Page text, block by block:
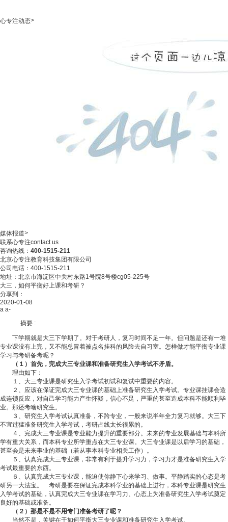
心专注动态>
媒体报道>
联系心专注contact us
咨询热线： 400-1515-211
北京心专注教育科技集团有限公司
公司电话：400-1515-211
地址：北京市海淀区中关村东路1号院8号楼cg05-225号
大三，如何平衡好上课和考研？
分享到：
2020-01-08
a a-
摘要 :
下学期就是大三下学期了。对于考研人，复习时间不足一年。但问题是还有一堆
专业课没有上完，又不能总冒着被点名挂科的风险去自习室。怎样做才能平衡专业课
学习与考研备考呢？
（１） 首先，完成大三专业课和准备研究生入学考试不矛盾。
理由如下：
１、大三专业课是研究生入学考试初试和复试中重要的内容。
２、应该在保证完成大三专业课的基础上准备研究生入学考试。专业课挂课会造
成连锁反应，对自己学习能力产生怀疑，信心不足，严重的甚至造成本科不能顺利毕
业。那还考啥研究生。
３、研究生入学考试认真准备，不跨专业，一般来说半年全力复习就够。大三下
不宜过猛准备研究生入学考试，考研占线太长很累的。
４、完成大三专业课是专业能力提升的重要部分。未来的专业发展基础与本科所
学有重大关系，而本科专业所学重点在大三专业课。大三专业课是以后学习的基础，
甚至会是未来事业的基础（若从事本科专业相关工作）。
５、认真完成大三专业课，非常有利于提升学习力，学习力才是准备研究生入学
考试最重要的东西。
６、认真完成大三专业课，能迫使你静下心来学习、做事。平静踏实的心态是考
研另一大法宝。 考研是要在保证完成本科学业的基础上进行，本科专业课是研究生
入学考试的基础，认真完成大三专业课在学习力、心态上为准备研究生入学考试奠定
良好的基础或准备。
（２） 那是不是不用专门准备考研了呢？
当然不是，关键在于如何平衡大三专业课和准备研究生入学考试。